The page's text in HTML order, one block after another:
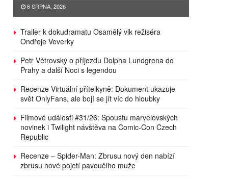
6 SRPNA, 2026
Trailer k dokudramatu Osamělý vlk režiséra
Ondřeje Veverky
Petr Větrovský o příjezdu Dolpha Lundgrena do
Prahy a další Noci s legendou
Recenze Virtuální přítelkyně: Dokument ukazuje
svět OnlyFans, ale bojí se jít víc do hloubky
Filmové události #31/26: Spoustu marvelovských
novinek i Twilight návštěva na Comic-Con Czech
Republic
Recenze – Spider-Man: Zbrusu nový den nabízí
zbrusu nové pojetí pavoučího muže